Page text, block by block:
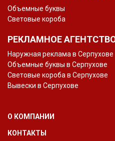
Объемные буквы
Световые короба
РЕКЛАМНОЕ
Наружная реклама в Серпухове
Объемные буквы в Серпухове
Световые короба в Серпухове
Вывески в Серпухове
О КОМПАНИИ
КОНТАКТЫ